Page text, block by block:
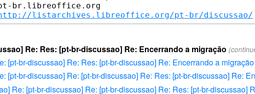
br.libreoffice.org
listarchives.libreoffice.org/pt-br/discussao/
Re: Res: [pt-br-discussao] Re: Encerrando a migração
[pt-br-discussao] Re: Res: [pt-br-discussao] Re: Encerrando a migração
[pt-br-discussao] Re: [pt-br-discussao] Re: Res: [pt-br-discussao] Re:
Re: [pt-br-discussao] Re: [pt-br-discussao] Re: Res: [pt-br-discussao]